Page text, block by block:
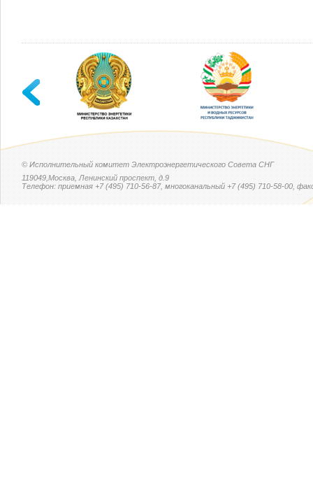
© Исполнительный комитет Электроэнергетического Совета СНГ
119049,Москва, Ленинский проспект, д.9
Телефон: приемная +7 (495) 710-56-87, многоканальный +7 (495) 710-58-00,